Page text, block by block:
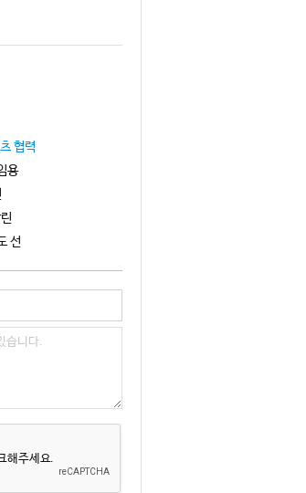
협력
용
선
해주세요.